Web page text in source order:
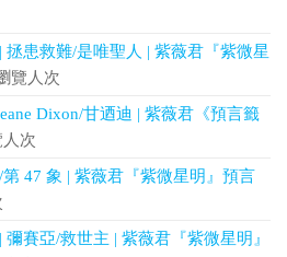
患救難/是唯聖人 | 紫薇君『紫微星
覽人次
Dixon/甘迺迪 | 紫薇君《預言籤
次
47 象 | 紫薇君『紫微星明』預言
賽亞/救世主 | 紫薇君『紫微星明』